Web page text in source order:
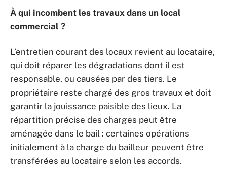
À qui incombent les travaux dans un local
commercial ?
L’entretien courant des locaux revient au locataire,
qui doit réparer les dégradations dont il est
responsable, ou causées par des tiers. Le
propriétaire reste chargé des gros travaux et doit
garantir la jouissance paisible des lieux. La
répartition précise des charges peut être
aménagée dans le bail : certaines opérations
initialement à la charge du bailleur peuvent être
transférées au locataire selon les accords.